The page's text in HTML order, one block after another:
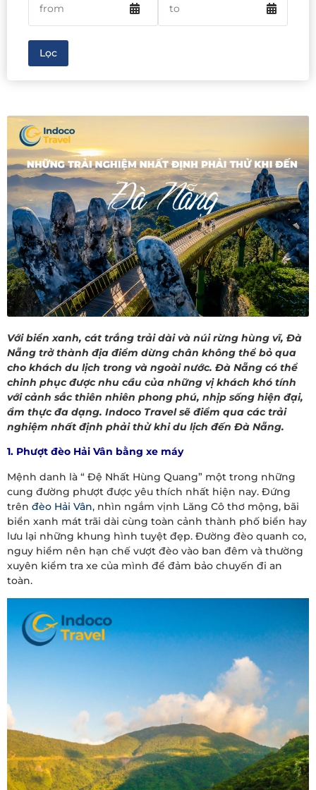
Với biển xanh, cát trắng trải dài và núi rừng hùng vĩ, Đà
Nẵng trở thành địa điểm dừng chân không thể bỏ qua
cho khách du lịch trong và ngoài nước. Đà Nẵng có thể
chinh phục được nhu cầu của những vị khách khó tính
với cảnh sắc thiên nhiên phong phú, nhịp sống hiện đại,
ẩm thực đa dạng. Indoco Travel sẽ điểm qua các trải
nghiệm nhất định phải thử khi du lịch đến Đà Nẵng.
1. Phượt đèo Hải Vân bằng xe máy
Mệnh danh là “ Đệ Nhất Hùng Quang” một trong những
cung đường phượt được yêu thích nhất hiện nay. Đứng
trên đèo Hải Vân, nhìn ngắm vịnh Lăng Cô thơ mộng, bãi
biển xanh mát trãi dài cùng toàn cảnh thành phố biển hay
lưu lại những khung hình tuyệt đẹp. Đường đèo quanh co,
nguy hiểm nên hạn chế vượt đèo vào ban đêm và thường
xuyên kiểm tra xe của mình để đảm bảo chuyến đi an
toàn.